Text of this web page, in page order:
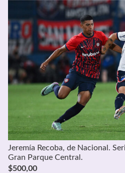
Jeremía Recoba, de Nacional.
Gran Parque Central.
$500,00